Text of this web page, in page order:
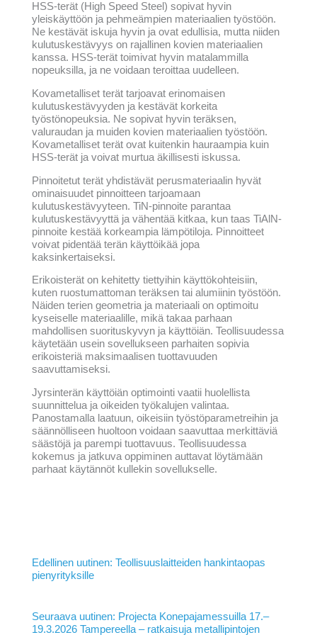
HSS-terät (High Speed Steel) sopivat hyvin
yleiskäyttöön ja pehmeämpien materiaalien työstöön.
Ne kestävät iskuja hyvin ja ovat edullisia, mutta niiden
kulutuskestävyys on rajallinen kovien materiaalien
kanssa. HSS-terät toimivat hyvin matalammilla
nopeuksilla, ja ne voidaan teroittaa uudelleen.
Kovametalliset terät tarjoavat erinomaisen
kulutuskestävyyden ja kestävät korkeita
työstönopeuksia. Ne sopivat hyvin teräksen,
valuraudan ja muiden kovien materiaalien työstöön.
Kovametalliset terät ovat kuitenkin hauraampia kuin
HSS-terät ja voivat murtua äkillisesti iskussa.
Pinnoitetut terät yhdistävät perusmateriaalin hyvät
ominaisuudet pinnoitteen tarjoamaan
kulutuskestävyyteen. TiN-pinnoite parantaa
kulutuskestävyyttä ja vähentää kitkaa, kun taas TiAlN-
pinnoite kestää korkeampia lämpötiloja. Pinnoitteet
voivat pidentää terän käyttöikää jopa
kaksinkertaiseksi.
Erikoisterät on kehitetty tiettyihin käyttökohteisiin,
kuten ruostumattoman teräksen tai alumiinin työstöön.
Näiden terien geometria ja materiaali on optimoitu
kyseiselle materiaalille, mikä takaa parhaan
mahdollisen suorituskyvyn ja käyttöiän. Teollisuudessa
käytetään usein sovellukseen parhaiten sopivia
erikoisteriä maksimaalisen tuottavuuden
saavuttamiseksi.
Jyrsinterän käyttöiän optimointi vaatii huolellista
suunnittelua ja oikeiden työkalujen valintaa.
Panostamalla laatuun, oikeisiin työstöparametreihin ja
säännölliseen huoltoon voidaan saavuttaa merkittäviä
säästöjä ja parempi tuottavuus. Teollisuudessa
kokemus ja jatkuva oppiminen auttavat löytämään
parhaat käytännöt kullekin sovellukselle.
Edellinen uutinen: Teollisuuslaitteiden hankintaopas
pienyrityksille
Seuraava uutinen: Projecta Konepajamessuilla 17.–
19.3.2026 Tampereella – ratkaisuja metallipintojen